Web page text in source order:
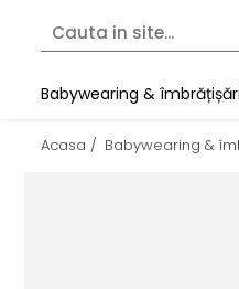
Toddler
Wrap elastic
Paturici
Babywearing &
Acasa / Babywearing &